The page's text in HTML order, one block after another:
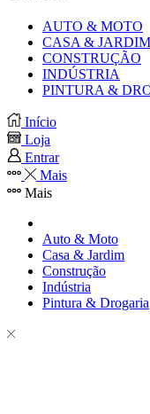
AUTO & MOTO
CASA & JARDIM
CONSTRUÇÃO
INDÚSTRIA
PINTURA &
Início
Loja
Entrar
Mais
Mais
Auto & Moto
Casa & Jardim
Construção
Indústria
Pintura & Drogaria